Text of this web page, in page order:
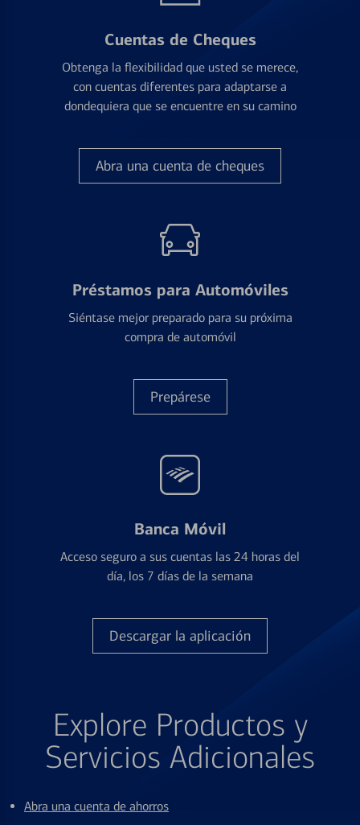
Cuentas de Cheques
Obtenga la flexibilidad que usted se merece,
con cuentas diferentes para adaptarse a
dondequiera que se encuentre en su camino
Abra una cuenta de cheques
Préstamos para Automóviles
Siéntase mejor preparado para su próxima
compra de automóvil
Prepárese
Banca Móvil
Acceso seguro a sus cuentas las 24 horas del
día, los 7 días de la semana
Descargar la aplicación
Explore Productos y
Servicios Adicionales
Abra una cuenta de ahorros